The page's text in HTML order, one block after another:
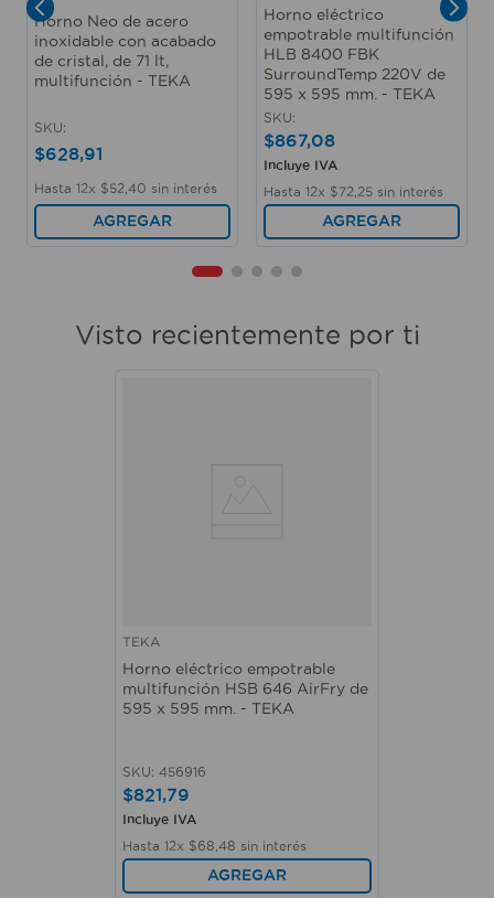
Horno Neo de acero
inoxidable con acabado
de cristal, de 71 lt,
multifunción - TEKA
SKU:
$628,91
Hasta 12x $52 40 sin interés
AGREGAR
Horno eléctrico
empotrable multifunción
HLB 8400 FBK
SurroundTemp 220V de
595 x 595 mm. - TEKA
SKU:
$867,08
Incluye IVA
Hasta 12x $72 25 sin interés
AGREGAR
Visto recientemente por ti
TEKA
Horno eléctrico empotrable
multifunción HSB 646 AirFry de
595 x 595 mm. - TEKA
SKU: 456916
$821,79
Incluye IVA
Hasta 12x $68 48 sin interés
AGREGAR